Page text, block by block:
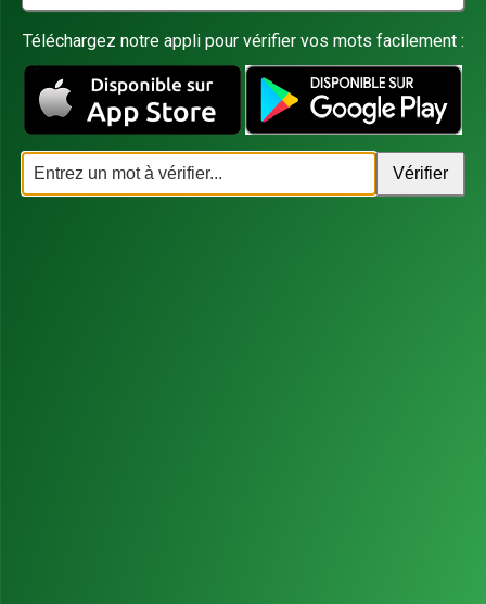
Téléchargez notre appli pour vérifier vos mots facilement :